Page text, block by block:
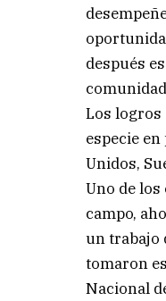
después
Los logros
especie
Unidos,
Uno de
campo,
un trabajo
tomaron
Nacional